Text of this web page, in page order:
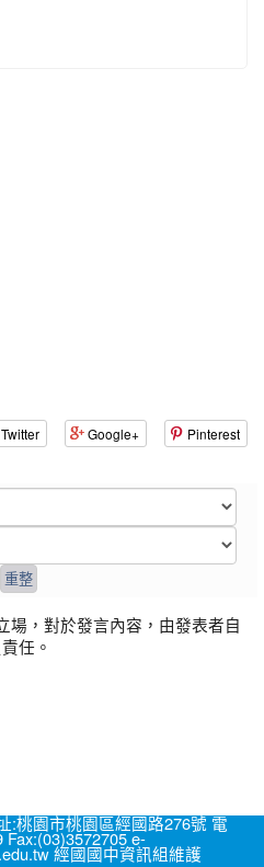
Twitter Google+ Pinterest
場，對於發言內容，由發表者自
任。
:桃園市桃園區經國路276號 電
Fax:(03)3572705 e-
經國國中資訊組維護